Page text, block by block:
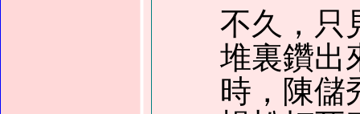
不久，只
堆裏鑽出
時，陳儲